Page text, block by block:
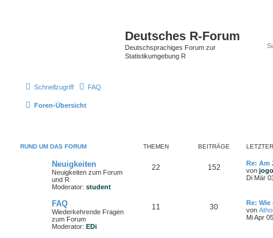
Deutsches R-Forum
Deutschsprachiges Forum zur
Statistikumgebung R
Schnellzugriff FAQ
Foren-Übersicht
RUND UM DAS FORUM THEMEN BEITRÄGE
Neuigkeiten
Neuigkeiten zum Forum
und R
Moderator: student
22 152
Re: Am
von jogo
Di Mär
FAQ
Wiederkehrende Fragen
zum Forum
Moderator: EDi
11 30
Re:
von
Mi Apr